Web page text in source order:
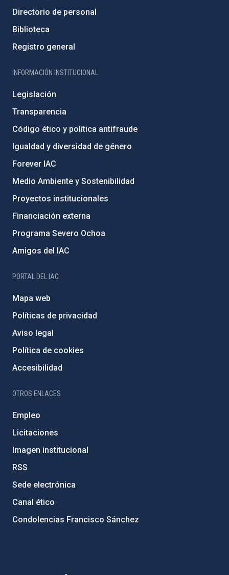
Directorio de personal
Biblioteca
Registro general
INFORMACIÓN INSTITUCIONAL
Legislación
Transparencia
Código ético y política antifraude
Igualdad y diversidad de género
Forever IAC
Medio Ambiente y Sostenibilidad
Proyectos institucionales
Financiación externa
Programa Severo Ochoa
Amigos del IAC
PORTAL DEL IAC
Mapa web
Políticas de privacidad
Aviso legal
Política de cookies
Accesibilidad
OTROS ENLACES
Empleo
Licitaciones
Imagen institucional
RSS
Sede electrónica
Canal ético
Condolencias Francisco Sánchez